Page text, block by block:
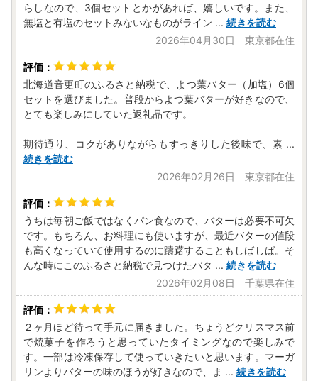
らしなので、3個セットとかがあれば、嬉しいです。また、
無塩と有塩のセットみないなものがライン ... 続きを読む
2026年04月30日 東京都在住
北海道音更町のふるさと納税で、よつ葉バター（加塩）6個
セットを選びました。普段からよつ葉バターが好きなので、
とても楽しみにしていた返礼品です。
期待通り、コクがありながらもすっきりした後味で、素 ...
続きを読む
2026年02月26日 東京都在住
うちは毎朝ご飯ではなくパン食なので、バターは必要不可欠
です。もちろん、お料理にも使いますが、最近バターの値段
も高くなっていて使用するのに躊躇することもしばしば。そ
んな時にこのふるさと納税で見つけたバタ ... 続きを読む
2026年02月08日 千葉県在住
２ヶ月ほど待って手元に届きました。ちょうどクリスマス前
で焼菓子を作ろうと思っていたタイミングなので楽しみで
す。一部は冷凍保存して使っていきたいと思います。マーガ
リンよりバターの味のほうが好きなので、ま ... 続きを読む